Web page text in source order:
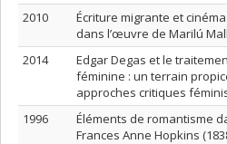
2010
Écriture migrante et
dans l’œuvre de Marilú
2014
Edgar Degas et le
féminine : un terrain
approches critiques
1996
Éléments de romantisme
Frances Anne Hopkins